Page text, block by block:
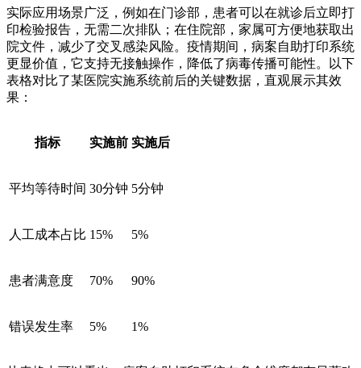
实际应用场景广泛，例如在门诊部，患者可以在就诊后立即打
印检验报告，无需二次排队；在住院部，家属可方便地获取出
院文件，减少了交叉感染风险。疫情期间，病案自助打印系统
更显价值，它支持无接触操作，降低了病毒传播可能性。以下
表格对比了某医院实施系统前后的关键数据，直观展示其效
果：
指标 实施前 实施后
平均等待时间 30分钟 5分钟
人工成本占比 15% 5%
患者满意度 70% 90%
错误发生率 5% 1%